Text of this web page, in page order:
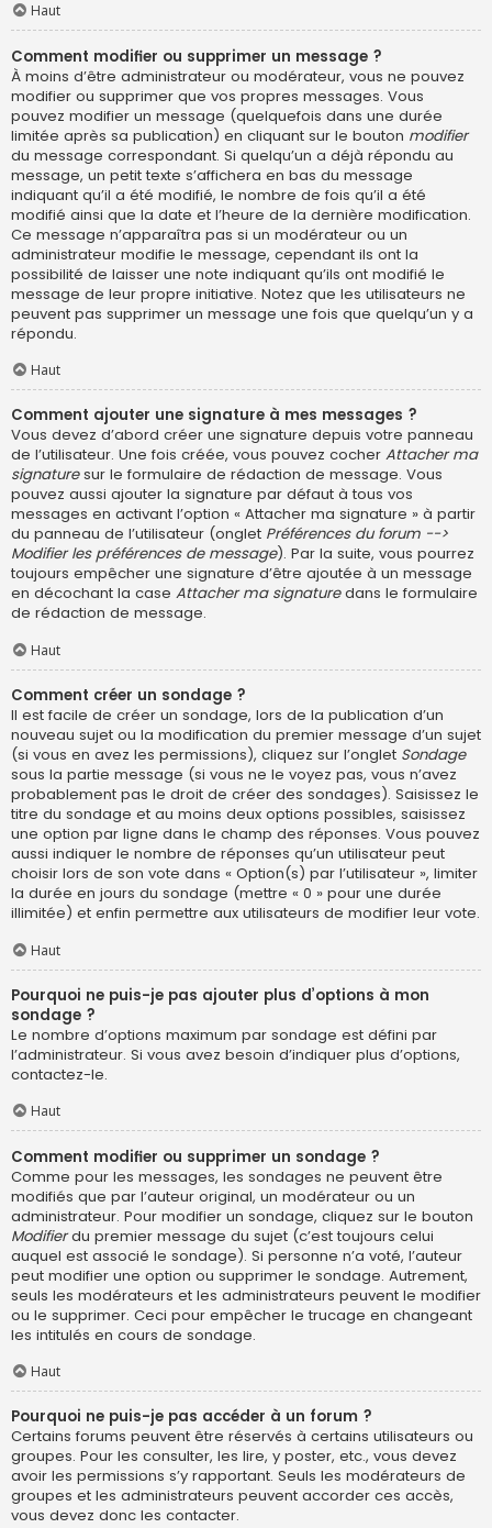
Haut
Comment modifier ou supprimer un message ?
À moins d’être administrateur ou modérateur, vous ne pouvez
modifier ou supprimer que vos propres messages. Vous
pouvez modifier un message (quelquefois dans une durée
limitée après sa publication) en cliquant sur le bouton modifier
du message correspondant. Si quelqu’un a déjà répondu au
message, un petit texte s’affichera en bas du message
indiquant qu’il a été modifié, le nombre de fois qu’il a été
modifié ainsi que la date et l’heure de la dernière modification.
Ce message n’apparaîtra pas si un modérateur ou un
administrateur modifie le message, cependant ils ont la
possibilité de laisser une note indiquant qu’ils ont modifié le
message de leur propre initiative. Notez que les utilisateurs ne
peuvent pas supprimer un message une fois que quelqu’un y a
répondu.
Haut
Comment ajouter une signature à mes messages ?
Vous devez d’abord créer une signature depuis votre panneau
de l’utilisateur. Une fois créée, vous pouvez cocher Attacher ma
signaturesur le formulaire de rédaction de message. Vous
pouvez aussi ajouter la signature par défaut à tous vos
messages en activant l’option « Attacher ma signature » à partir
du panneau de l’utilisateur (onglet Préférences du forum -->
Modifier les préférences de message). Par la suite, vous pourrez
toujours empêcher une signature d’être ajoutée à un message
en décochant la case Attacher ma signaturedans le formulaire
de rédaction de message.
Haut
Comment créer un sondage ?
Il est facile de créer un sondage, lors de la publication d’un
nouveau sujet ou la modification du premier message d’un sujet
(si vous en avez les permissions), cliquez sur l’onglet Sondage
sous la partie message (si vous ne le voyez pas, vous n’avez
probablement pas le droit de créer des sondages). Saisissez le
titre du sondage et au moins deux options possibles, saisissez
une option par ligne dans le champ des réponses. Vous pouvez
aussi indiquer le nombre de réponses qu’un utilisateur peut
choisir lors de son vote dans « Option(s) par l’utilisateur », limiter
la durée en jours du sondage (mettre « 0 » pour une durée
illimitée) et enfin permettre aux utilisateurs de modifier leur vote.
Haut
Pourquoi ne puis-je pas ajouter plus d’options à mon
sondage ?
Le nombre d’options maximum par sondage est défini par
l’administrateur. Si vous avez besoin d’indiquer plus d’options,
contactez-le.
Haut
Comment modifier ou supprimer un sondage ?
Comme pour les messages, les sondages ne peuvent être
modifiés que par l’auteur original, un modérateur ou un
administrateur. Pour modifier un sondage, cliquez sur le bouton
Modifierdu premier message du sujet (c’est toujours celui
auquel est associé le sondage). Si personne n’a voté, l’auteur
peut modifier une option ou supprimer le sondage. Autrement,
seuls les modérateurs et les administrateurs peuvent le modifier
ou le supprimer. Ceci pour empêcher le trucage en changeant
les intitulés en cours de sondage.
Haut
Pourquoi ne puis-je pas accéder à un forum ?
Certains forums peuvent être réservés à certains utilisateurs ou
groupes. Pour les consulter, les lire, y poster, etc., vous devez
avoir les permissions s’y rapportant. Seuls les modérateurs de
groupes et les administrateurs peuvent accorder ces accès,
vous devez donc les contacter.